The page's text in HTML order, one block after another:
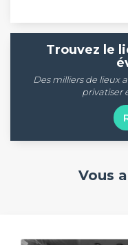
Trouvez le
Des milliers de lieux
privatiser
Vous